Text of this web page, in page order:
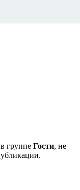
группе Гости, не